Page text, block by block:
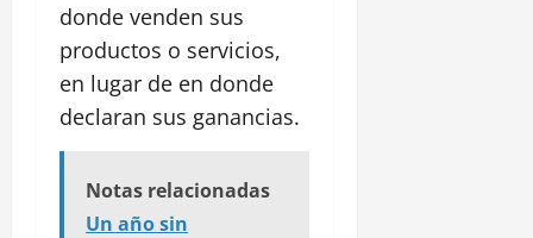
donde venden sus
productos o servicios,
en lugar de en donde
declaran sus ganancias.
Notas relacionadas
Un año sin